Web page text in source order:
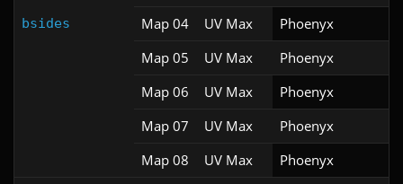
bsides
Map 04
UV Max Phoenyx
Map 05
UV Max Phoenyx
Map 06
UV Max Phoenyx
Map 07
UV Max Phoenyx
Map 08
UV Max Phoenyx